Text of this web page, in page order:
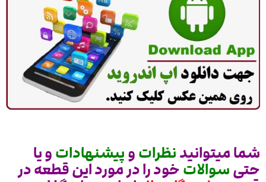
شما میتوانیدنظراتوپیشنهاداتو یا
حتیسوالاتخود را در مورد این قطعه در